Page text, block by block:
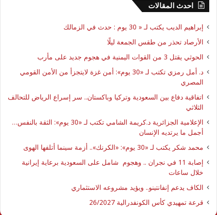
احدث المقالات
إبراهيم الديب يكتب لـ « 30 يوم : حدث في الزمالك
الأرصاد تحذر من طقس الجمعة ليلًا
الحوثي يقتل 3 من القوات اليمنية في هجوم جديد على مأرب
د. أمل رمزي تكتب لـ «30 يوم»: أمن غزة لايتجزأ من الأمن القومي
المصري
اتفاقية دفاع بين السعودية وتركيا وباكستان.. سر إسراع الرياض للتحالف
الثلاثي
الإعلامية الجزائرية د.كريمة الشامي تكتب لـ «30 يوم»: الثقة بالنفس…
أجمل ما يرتديه الإنسان
محمد شكر يكتب لـ «30 يوم»: «الكرنك».. أزمة سينما أتلفها الهوى
إصابة 11 في نجران .. وهجوم شامل على السعودية برعاية إيرانية
خلال ساعات
الكاف يدعم إنفانتينو.. ويؤيد مشروعه الاستثماري
قرعة تمهيدي كأس الكونفدرالية 26/2027